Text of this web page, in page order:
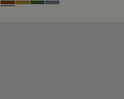
Cacao Intenso
Mustard
Racing Green
Bleu Brume